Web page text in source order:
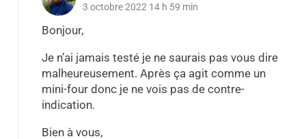
3 octobre 2022 14 h 59 min
Bonjour,
Je n’ai jamais testé je ne saurais pas vous dire
malheureusement. Après ça agit comme un
mini-four donc je ne vois pas de contre-
indication.
Bien à vous,